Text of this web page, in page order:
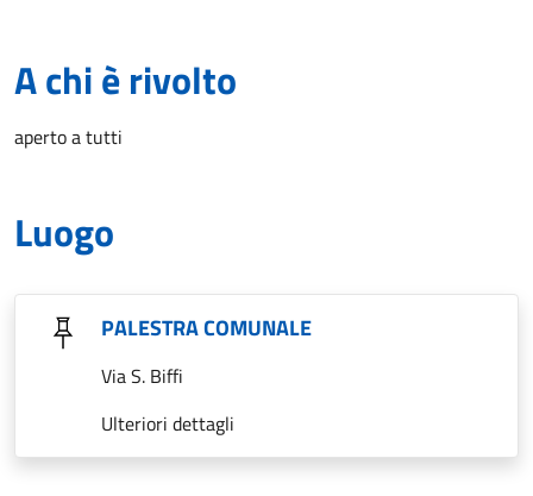
A chi è rivolto
aperto a tutti
Luogo
PALESTRA COMUNALE
Via S. Biffi
Ulteriori dettagli